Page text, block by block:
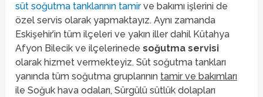
süt soğutma tanklarının tamirve bakımı işlerini de
özel servis olarak yapmaktayız. Aynı zamanda
Eskişehir’in tüm ilçeleri ve yakın iller dahil Kütahya
Afyon Bilecik ve ilçelerinedesoğutma servisi
olarak hizmet vermekteyiz. Süt soğutma tankları
yanında tüm soğutma gruplarının tamir ve bakımları
ile Soğuk hava odaları, Sürgülü sütlük dolapları